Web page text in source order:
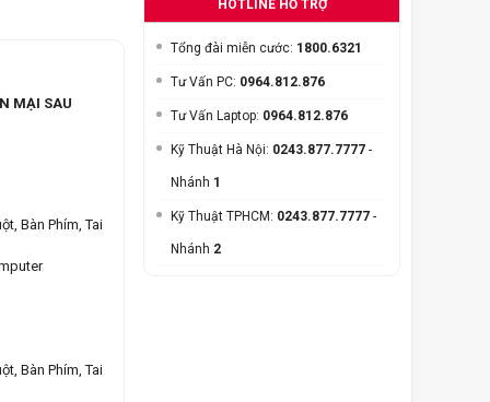
MẠI SAU
Bàn Phím, Tai
Bàn Phím, Tai
HOTLINE HỖ TRỢ
Tổng đài miễn cước: 1800.6321
Tư Vấn PC: 0964.812.876
Tư Vấn Laptop: 0964.812.876
Kỹ Thuật Hà Nội: 0243.877.7777 -
Nhánh 1
Kỹ Thuật TPHCM: 0243.877.7777 -
Nhánh 2